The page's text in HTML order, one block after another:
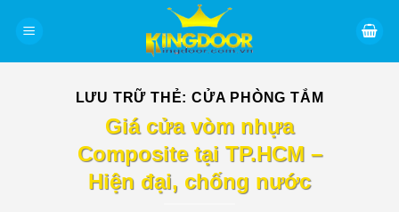
LƯU TRỮ THẺ: CỬA PHÒNG TẮM
BÁO GIÁ TIN TỨC
Giá cửa vòm nhựa
Composite tại TP.HCM –
Hiện đại, chống nước